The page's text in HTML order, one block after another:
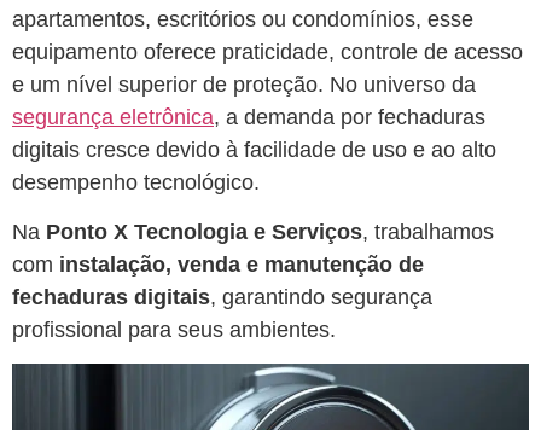
apartamentos, escritórios ou condomínios, esse
equipamento oferece praticidade, controle de acesso
e um nível superior de proteção. No universo da
segurança eletrônica, a demanda por fechaduras
digitais cresce devido à facilidade de uso e ao alto
desempenho tecnológico.
Na Ponto X Tecnologia e Serviços, trabalhamos
com instalação, venda e manutenção de
fechaduras digitais, garantindo segurança
profissional para seus ambientes.